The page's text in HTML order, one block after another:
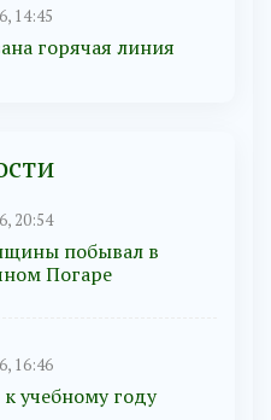
14:45
горячая линия
20:54
побывал в
Погаре
16:46
учебному году